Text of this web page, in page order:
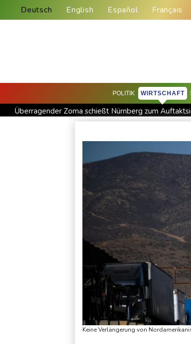
Deutsch English Español Français
POLITIK WIRTSCHAFT
Überragender Zoma schießt Nürnberg zum
Verkehrsminister Bilger will Boni von
FC Bayern: Kompany setzt auf Musiala
Im EM-Becken: Berkhahn sieht "nicht viele
Keine Verlängerung von